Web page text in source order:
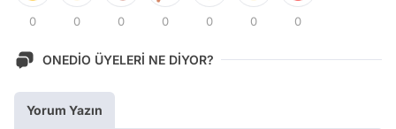
0 0 0 0 0 0 0
ONEDİO ÜYELERİ NE DİYOR?
Yorum Yazın